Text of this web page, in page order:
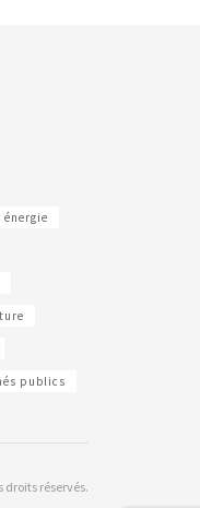
énergie
publics
droits réservés.